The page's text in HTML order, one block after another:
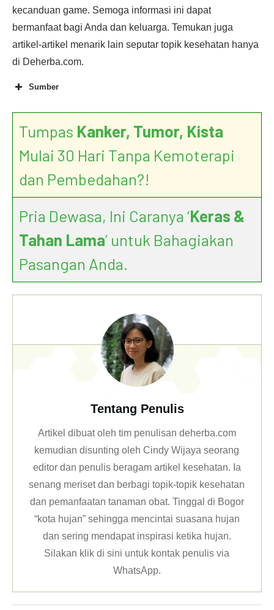
kecanduan game. Semoga informasi ini dapat
bermanfaat bagi Anda dan keluarga. Temukan juga
artikel-artikel menarik lain seputar topik kesehatan hanya
di Deherba.com.
Sumber
Tumpas Kanker, Tumor, Kista
Mulai 30 Hari Tanpa Kemoterapi
dan Pembedahan?!
Pria Dewasa, Ini Caranya ‘Keras &
Tahan Lama’ untuk Bahagiakan
Pasangan Anda.
Tentang Penulis
Artikel dibuat oleh tim penulisan deherba.com
kemudian disunting oleh Cindy Wijaya seorang
editor dan penulis beragam artikel kesehatan. Ia
senang meriset dan berbagi topik-topik kesehatan
dan pemanfaatan tanaman obat. Tinggal di Bogor
“kota hujan” sehingga mencintai suasana hujan
dan sering mendapat inspirasi ketika hujan.
Silakan klikdi sini untuk kontak penulis via
WhatsApp.